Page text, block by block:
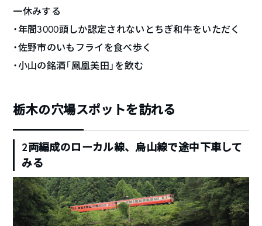
一休みする
・年間3000頭しか認定されないとちぎ和牛をいただく
・佐野市のいもフライを食べ歩く
・小山の銘酒「鳳凰美田」を飲む
栃木の穴場スポットを訪れる
2両編成のローカル線、烏山線で途中下車して
みる